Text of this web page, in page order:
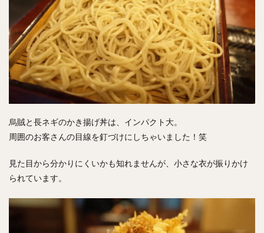
烏賊と長ネギのかき揚げ丼は、インパクト大。
周囲のお客さんの目線を釘づけにしちゃいました！笑
見た目から分かりにくいかも知れませんが、小さな衣が振りかけ
られています。